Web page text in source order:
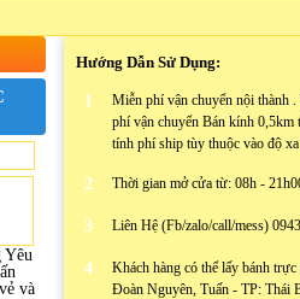
Yêu
và
Hướng Dẫn Sử Dụng:
1
Miễn phí vận chuyển nội thành
phí vận chuyển Bán kính
tính phí ship tùy thuộc vào độ xa
2 Thời gian mở cửa từ: 08h -
3 Liên Hệ (Fb/zalo/call/mess)
4
Khách hàng có thể lấy bánh
Đoàn Nguyên, Tuấn - TP: Thái